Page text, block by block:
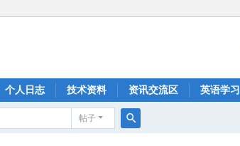
个人日志 技术资料 资讯交流区 英语学习
帖子